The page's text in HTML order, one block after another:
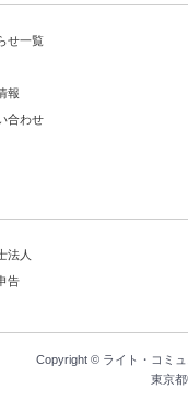
せ一覧
報
合わせ
法人
告
Copyright © ライト・コミ
東京